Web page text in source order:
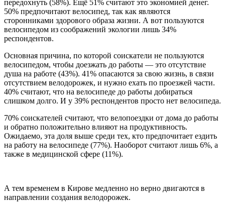
передохнуть (58%). Ещё 51% считают это экономией денег.
50% предпочитают велосипед, так как являются
сторонниками здорового образа жизни. А вот пользуются
велосипедом из соображений экологии лишь 34%
респондентов.
Основная причина, по которой соискатели не пользуются
велосипедом, чтобы доезжать до работы — это отсутствие
душа на работе (43%). 41% опасаются за свою жизнь, в связи
отсутствием велодорожек, и нужно ехать по проезжей части.
40% считают, что на велосипеде до работы добираться
слишком долго. И у 39% респондентов просто нет велосипеда.
70% соискателей считают, что велопоездки от дома до работы
и обратно положительно влияют на продуктивность.
Ожидаемо, эта доля выше среди тех, кто предпочитает ездить
на работу на велосипеде (77%). Наоборот считают лишь 6%, а
также в медицинской сфере (11%).
А тем временем в Кирове медленно но верно двигаются в
направлении создания велодорожек.